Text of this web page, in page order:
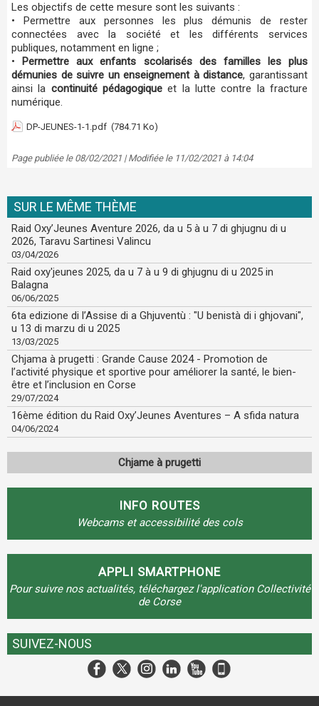
Les objectifs de cette mesure sont les suivants :
• Permettre aux personnes les plus démunis de rester
connectées avec la société et les différents services
publiques, notamment en ligne ;
•
Permettre aux enfants scolarisés des familles les plus
démunies de suivre un enseignement à distance, garantissant
ainsi la continuité pédagogique et la lutte contre la fracture
numérique.
DP-JEUNES-1-1.pdf (784.71 Ko)
Page publiée le 08/02/2021 | Modifiée le 11/02/2021 à 14:04
SUR LE MÊME THÈME
Raid Oxy’Jeunes Aventure 2026, da u 5 à u 7 di ghjugnu di u
2026, Taravu Sartinesi Valincu
03/04/2026
Raid oxy'jeunes 2025, da u 7 à u 9 di ghjugnu di u 2025 in
Balagna
06/06/2025
6ta edizione di l’Assise di a Ghjuventù : "U benistà di i ghjovani",
u 13 di marzu di u 2025
13/03/2025
Chjama à prugetti : Grande Cause 2024 - Promotion de
l’activité physique et sportive pour améliorer la santé, le bien-
être et l’inclusion en Corse
29/07/2024
16ème édition du Raid Oxy’Jeunes Aventures – A sfida natura
04/06/2024
Chjame à prugetti
INFO ROUTES
Webcams et accessibilité des cols
APPLI SMARTPHONE
Pour suivre nos actualités, téléchargez l'application Collectivité
de Corse
SUIVEZ-NOUS